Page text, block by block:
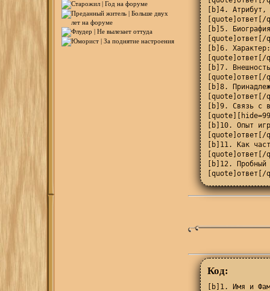
[b]4. Атрибут,
[quote]ответ[/
[b]5.
[quote]ответ[/
[b]6.
[quote]ответ[/
[b]7.
[quote]ответ[/
[b]8.
[quote]ответ[/
[b]9. Связь с
[b]10. Опыт
[quote]ответ[/
[b]11. Как
[quote]ответ[/
[b]12.
[quote]ответ[/
Код:
[b]1. Имя и